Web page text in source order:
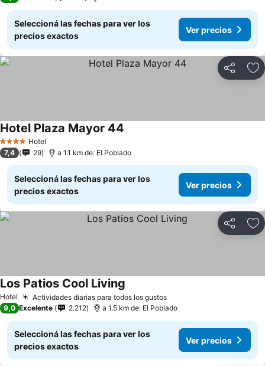
Seleccioná las fechas para ver los
precios exactos
Ver precios
Compartir
4 EstrellasHotel
Hotel Plaza Mayor 44
7,4 29 a 1.1 km de: El Poblado
Seleccioná las fechas para ver los
precios exactos
Ver precios
Compartir
Hotel Actividades diarias para todos los gustos
Los Patios Cool Living
9,0 Excelente 2.212 a 1.5 km de: El Poblado
Seleccioná las fechas para ver los
precios exactos
Ver precios